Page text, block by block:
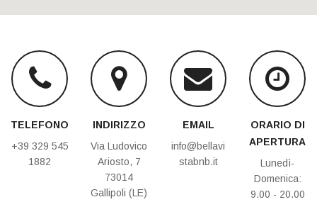
TELEFONO
+39 329 545
1882
INDIRIZZO
Via Ludovico
Ariosto, 7
73014
Gallipoli (LE)
EMAIL
info@bellavi
stabnb.it
ORARIO DI
APERTURA
Lunedì-
Domenica:
9.00 - 20.00